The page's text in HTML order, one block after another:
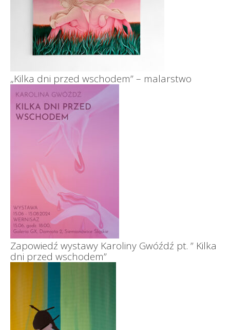
„Kilka dni przed wschodem” – malarstwo
Zapowiedź wystawy Karoliny Gwóźdź pt. ” Kilka
dni przed wschodem”